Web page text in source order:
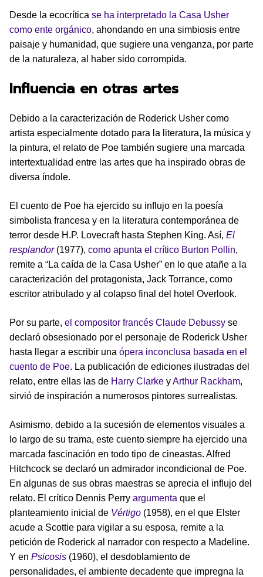
Desde la ecocrítica se ha interpretado la Casa Usher
como ente orgánico, ahondando en una simbiosis entre
paisaje y humanidad, que sugiere una venganza, por parte
de la naturaleza, al haber sido corrompida.
Influencia en otras artes
Debido a la caracterización de Roderick Usher como
artista especialmente dotado para la literatura, la música y
la pintura, el relato de Poe también sugiere una marcada
intertextualidad entre las artes que ha inspirado obras de
diversa índole.
El cuento de Poe ha ejercido su influjo en la poesía
simbolista francesa y en la literatura contemporánea de
terror desde H.P. Lovecraft hasta Stephen King. Así, El
resplandor(1977), como apunta el crítico Burton Pollin,
remite a “La caída de la Casa Usher” en lo que atañe a la
caracterización del protagonista, Jack Torrance, como
escritor atribulado y al colapso final del hotel Overlook.
Por su parte, el compositor francés Claude Debussy se
declaró obsesionado por el personaje de Roderick Usher
hasta llegar a escribir una ópera inconclusa basada en el
cuento de Poe. La publicación de ediciones ilustradas del
relato, entre ellas las de Harry Clarke yArthur Rackham,
sirvió de inspiración a numerosos pintores surrealistas.
Asimismo, debido a la sucesión de elementos visuales a
lo largo de su trama, este cuento siempre ha ejercido una
marcada fascinación en todo tipo de cineastas. Alfred
Hitchcock se declaró un admirador incondicional de Poe.
En algunas de sus obras maestras se aprecia el influjo del
relato. El crítico Dennis Perry argumenta que el
planteamiento inicial de Vértigo (1958), en el que Elster
acude a Scottie para vigilar a su esposa, remite a la
petición de Roderick al narrador con respecto a Madeline.
Y en Psicosis (1960), el desdoblamiento de
personalidades, el ambiente decadente que impregna la